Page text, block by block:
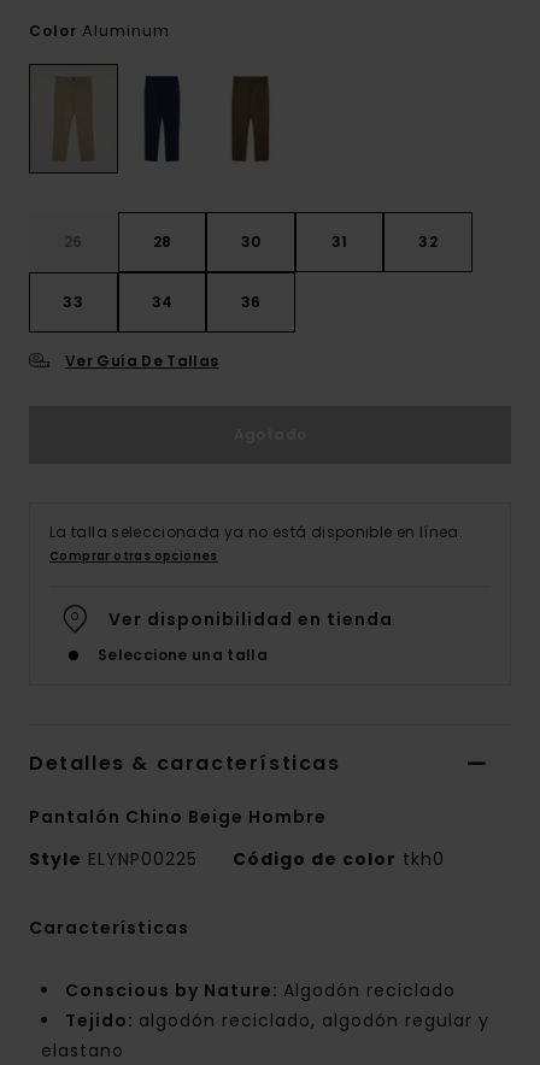
Color Aluminum
26 28 30 31 32
33 34 36
Ver Guía De Tallas
La talla seleccionada ya no está disponible en línea.
Comprar otras opciones
Ver disponibilidad en tienda
Seleccione una talla
Detalles & características
Pantalón Chino Beige Hombre
Style ELYNP00225 Código de color tkh0
Características
Conscious by Nature: Algodón reciclado
Tejido: algodón reciclado, algodón regular y
elastano